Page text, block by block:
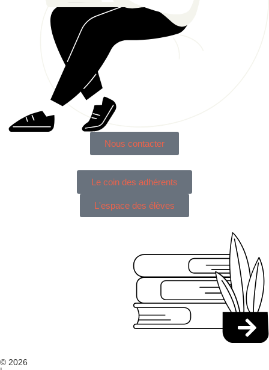
Nous contacter
Le coin des adhérents
L'espace des élèves
© 2026